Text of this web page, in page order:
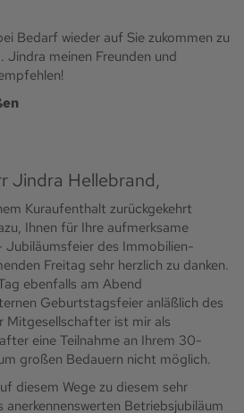
Bedarf wieder auf Sie zukommen zu
Jindra meinen Freunden und
Jindra Hellebrand,
Kuraufenthalt zurückgekehrt
Ihnen für Ihre aufmerksame
des Immobilien-
Freitag sehr herzlich zu danken.
ebenfalls am Abend
Geburtstagsfeier anläßlich des
Mitgesellschafter ist mir als
eine Teilnahme an Ihrem 30-
großen Bedauern nicht möglich.
diesem Wege zu diesem sehr
anerkennenswerten Betriebsjubiläum